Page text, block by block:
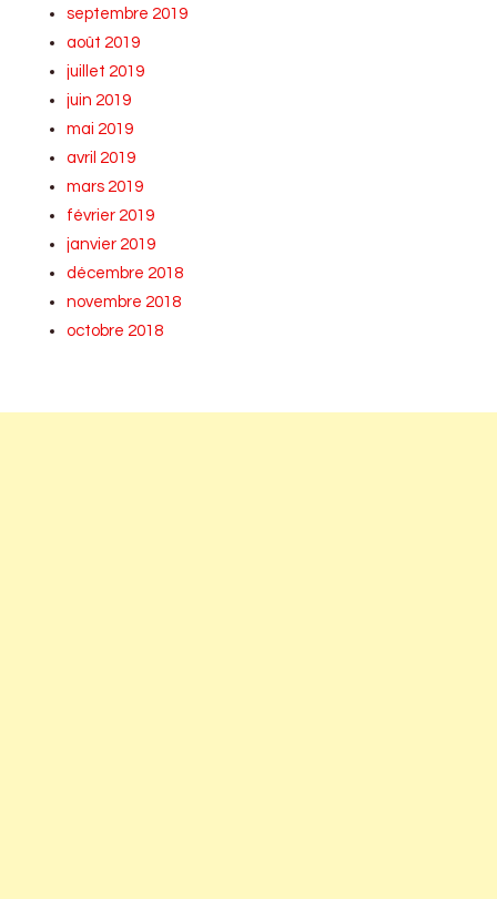
septembre 2019
août 2019
juillet 2019
juin 2019
mai 2019
avril 2019
mars 2019
février 2019
janvier 2019
décembre 2018
novembre 2018
octobre 2018